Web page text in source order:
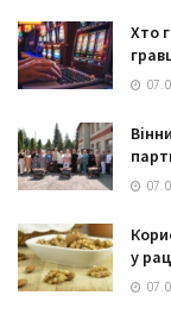
Хто
у